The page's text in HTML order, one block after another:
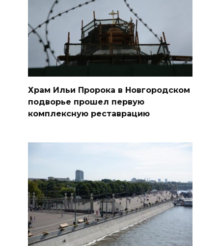
Храм Ильи Пророка в Новгородском
подворье прошел первую
комплексную реставрацию